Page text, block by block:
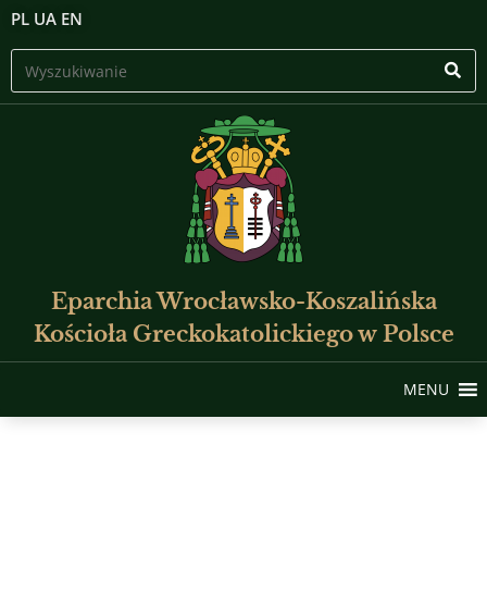
PL UA EN
Eparchia Wrocławsko-Koszalińska
Kościoła Greckokatolickiego w Polsce
MENU